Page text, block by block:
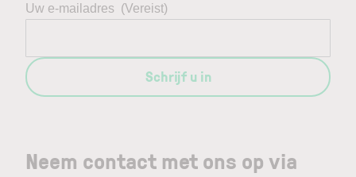
Neem contact met ons op via
Uw e-mailadres (Vereist)
Schrijf u in